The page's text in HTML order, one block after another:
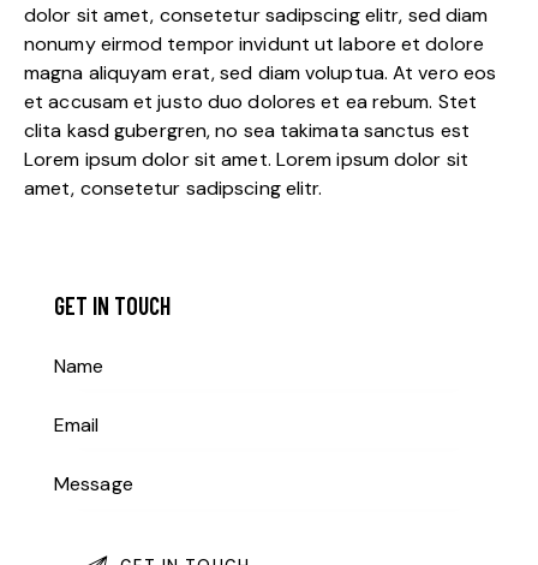
dolor sit amet, consetetur sadipscing elitr, sed diam
nonumy eirmod tempor invidunt ut labore et dolore
magna aliquyam erat, sed diam voluptua. At vero eos
et accusam et justo duo dolores et ea rebum. Stet
clita kasd gubergren, no sea takimata sanctus est
Lorem ipsum dolor sit amet. Lorem ipsum dolor sit
amet, consetetur sadipscing elitr.
GET IN TOUCH